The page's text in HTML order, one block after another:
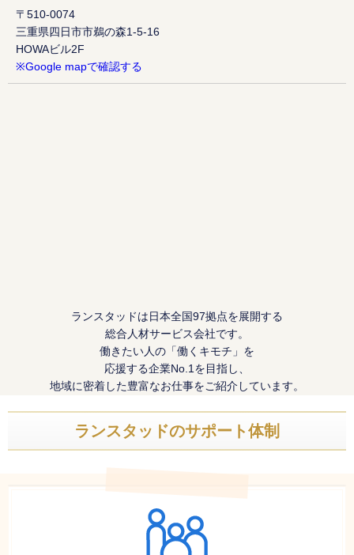
〒510-0074
三重県四日市市鵜の森1-5-16
HOWAビル2F
※Google mapで確認する
ランスタッドは日本全国97拠点を展開する
総合人材サービス会社です。
働きたい人の「働くキモチ」を
応援する企業No.1を目指し、
地域に密着した豊富なお仕事をご紹介しています。
ランスタッドのサポート体制